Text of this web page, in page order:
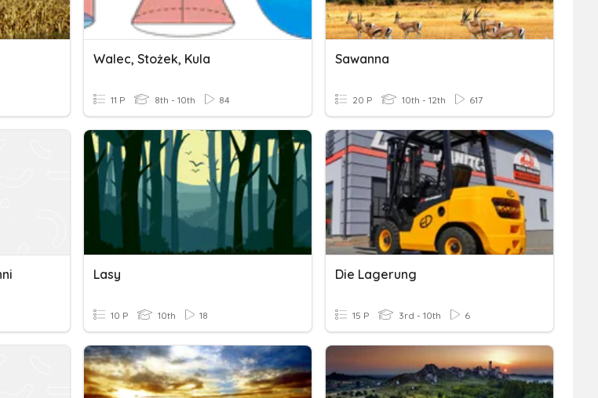
Walec, Stożek, Kula
11 P 8th - 10th 84
Sawanna
20 P 10th - 12th 617
Lasy
10 P 10th 18
Die Lagerung
15 P 3rd - 10th 6